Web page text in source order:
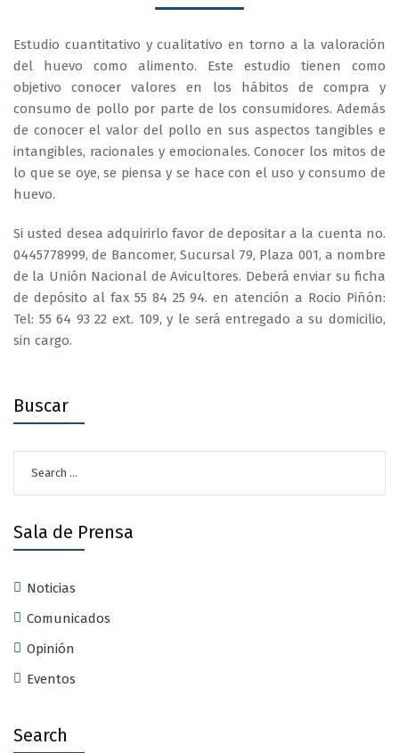
Estudio cuantitativo y cualitativo en torno a la valoración
del huevo como alimento. Este estudio tienen como
objetivo conocer valores en los hábitos de compra y
consumo de pollo por parte de los consumidores. Además
de conocer el valor del pollo en sus aspectos tangibles e
intangibles, racionales y emocionales. Conocer los mitos de
lo que se oye, se piensa y se hace con el uso y consumo de
huevo.
Si usted desea adquirirlo favor de depositar a la cuenta no.
0445778999, de Bancomer, Sucursal 79, Plaza 001, a nombre
de la Unión Nacional de Avicultores. Deberá enviar su ficha
de depósito al fax 55 84 25 94. en atención a Rocio Piñón:
Tel: 55 64 93 22 ext. 109, y le será entregado a su domicilio,
sin cargo.
Buscar
for:
Sala de Prensa
Noticias
Comunicados
Opinión
Eventos
Search